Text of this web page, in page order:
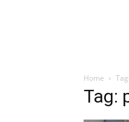
Home
Tag: